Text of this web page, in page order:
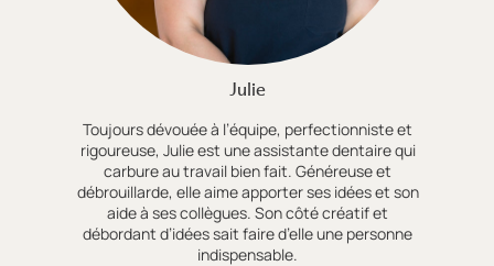
Julie
Toujours dévouée à l’équipe, perfectionniste et
rigoureuse, Julie est une assistante dentaire qui
carbure au travail bien fait. Généreuse et
débrouillarde, elle aime apporter ses idées et son
aide à ses collègues. Son côté créatif et
débordant d’idées sait faire d’elle une personne
indispensable.